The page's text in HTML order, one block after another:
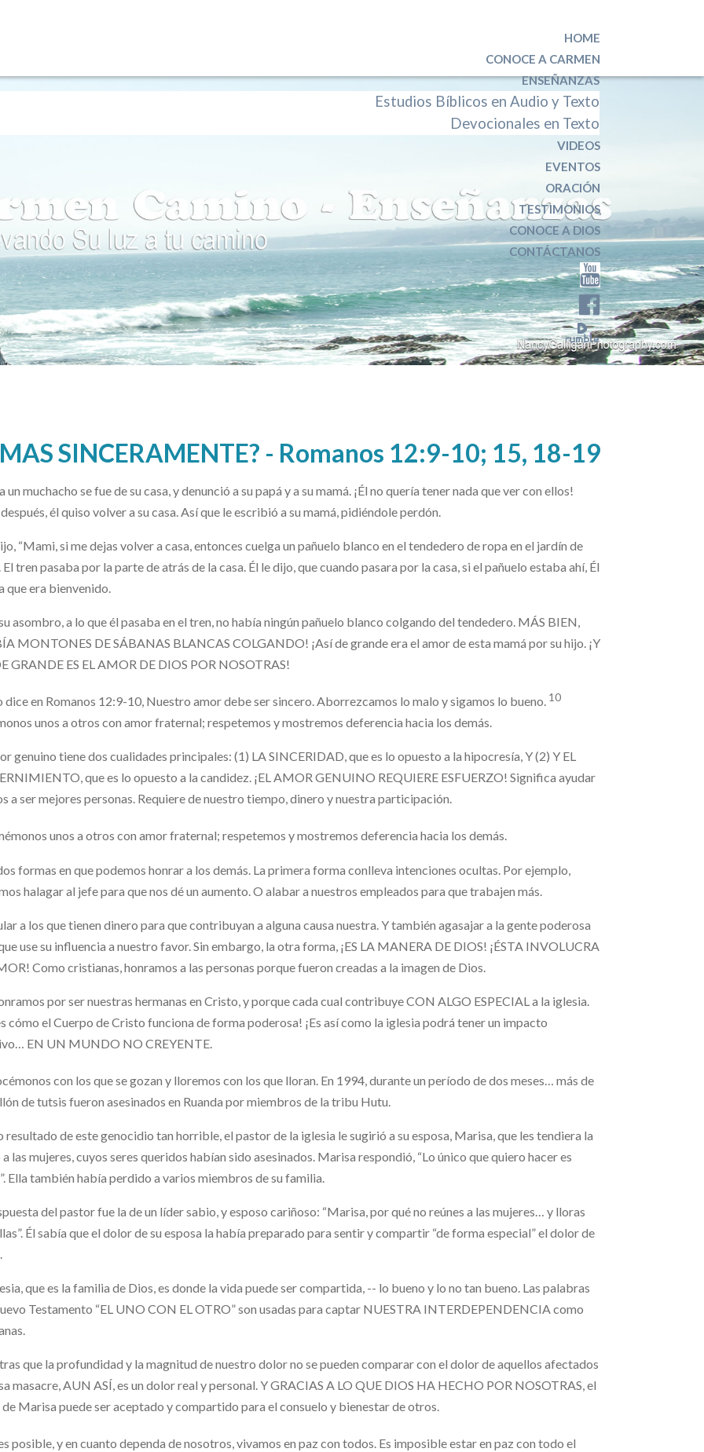
HOME
CONOCE A CARMEN
ENSEÑANZAS
Estudios Bíblicos en Audio y Texto
Devocionales en Texto
VIDEOS
EVENTOS
ORACIÓN
TESTIMONIOS
CONOCE A DIOS
CONTÁCTANOS
SINCERAMENTE? - Romanos 12:9-10; 15, 18-19
un muchacho se fue de su casa, y denunció a su papá y a su mamá. ¡Él no quería tener nada que ver con ellos!
él quiso volver a su casa. Así que le escribió a su mamá, pidiéndole perdón.
“Mami, si me dejas volver a casa, entonces cuelga un pañuelo blanco en el tendedero de ropa en el jardín de
tren pasaba por la parte de atrás de la casa. Él le dijo, que cuando pasara por la casa, si el pañuelo estaba ahí, Él
que era bienvenido.
asombro, a lo que él pasaba en el tren, no había ningún pañuelo blanco colgando del tendedero. MÁS BIEN,
MONTONES DE SÁBANAS BLANCAS COLGANDO! ¡Así de grande era el amor de esta mamá por su hijo. ¡Y
GRANDE ES EL AMOR DE DIOS POR NOSOTRAS!
dice en Romanos 12:9-10, Nuestro amor debe ser sincero. Aborrezcamos lo malo y sigamos lo bueno. 10
unos a otros con amor fraternal; respetemos y mostremos deferencia hacia los demás.
genuino tiene dos cualidades principales: (1) LA SINCERIDAD, que es lo opuesto a la hipocresía, Y (2) Y EL
que es lo opuesto a la candidez. ¡EL AMOR GENUINO REQUIERE ESFUERZO! Significa ayudar
a ser mejores personas. Requiere de nuestro tiempo, dinero y nuestra participación.
unos a otros con amor fraternal; respetemos y mostremos deferencia hacia los demás.
formas en que podemos honrar a los demás. La primera forma conlleva intenciones ocultas. Por ejemplo,
halagar al jefe para que nos dé un aumento. O alabar a nuestros empleados para que trabajen más.
a los que tienen dinero para que contribuyan a alguna causa nuestra. Y también agasajar a la gente poderosa
use su influencia a nuestro favor. Sin embargo, la otra forma, ¡ES LA MANERA DE DIOS! ¡ÉSTA INVOLUCRA
Como cristianas, honramos a las personas porque fueron creadas a la imagen de Dios.
por ser nuestras hermanas en Cristo, y porque cada cual contribuye CON ALGO ESPECIAL a la iglesia.
cómo el Cuerpo de Cristo funciona de forma poderosa! ¡Es así como la iglesia podrá tener un impacto
EN UN MUNDO NO CREYENTE.
con los que se gozan y lloremos con los que lloran. En 1994, durante un período de dos meses… más de
de tutsis fueron asesinados en Ruanda por miembros de la tribu Hutu.
resultado de este genocidio tan horrible, el pastor de la iglesia le sugirió a su esposa, Marisa, que les tendiera la
a las mujeres, cuyos seres queridos habían sido asesinados. Marisa respondió, “Lo único que quiero hacer es
Ella también había perdido a varios miembros de su familia.
del pastor fue la de un líder sabio, y esposo cariñoso: “Marisa, por qué no reúnes a las mujeres… y lloras
Él sabía que el dolor de su esposa la había preparado para sentir y compartir “de forma especial” el dolor de
que es la familia de Dios, es donde la vida puede ser compartida, -- lo bueno y lo no tan bueno. Las palabras
Testamento “EL UNO CON EL OTRO” son usadas para captar NUESTRA INTERDEPENDENCIA como
que la profundidad y la magnitud de nuestro dolor no se pueden comparar con el dolor de aquellos afectados
masacre, AUN ASÍ, es un dolor real y personal. Y GRACIAS A LO QUE DIOS HA HECHO POR NOSOTRAS, el
Marisa puede ser aceptado y compartido para el consuelo y bienestar de otros.
posible, y en cuanto dependa de nosotros, vivamos en paz con todos. Es imposible estar en paz con todo el